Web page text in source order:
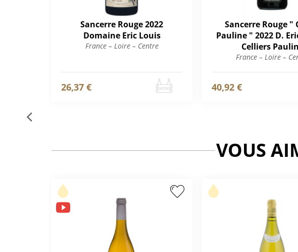
Sancerre Rouge 2022
Domaine Eric Louis
France – Loire – Centre
26,37 €
Sancerre Rouge "
Pauline " 2022 D.
Celliers
France – Loire –
40,92 €
VOUS